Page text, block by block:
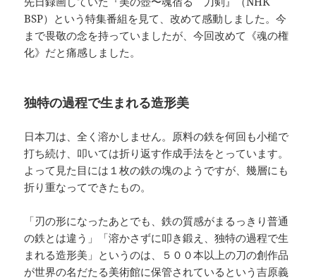
BSP）という特集番組を見て、改めて感動しました。今
まで畏敬の念を持っていましたが、今回改めて《魂の権
化》だと痛感しました。
独特の過程で生まれる造形美
日本刀は、全く溶かしません。原料の鉄を何回も小槌で
打ち続け、叩いては折り返す作成手法をとっています。
よって見た目には１枚の鉄の塊のようですが、幾層にも
折り重なってできたもの。
「刃の形になったあとでも、鉄の質感がまるっきり普通
の鉄とは違う」「溶かさずに叩き鍛え、独特の過程で生
まれる造形美」というのは、５００本以上の刀の創作品
が世界の名だたる美術館に保管されているという吉原義